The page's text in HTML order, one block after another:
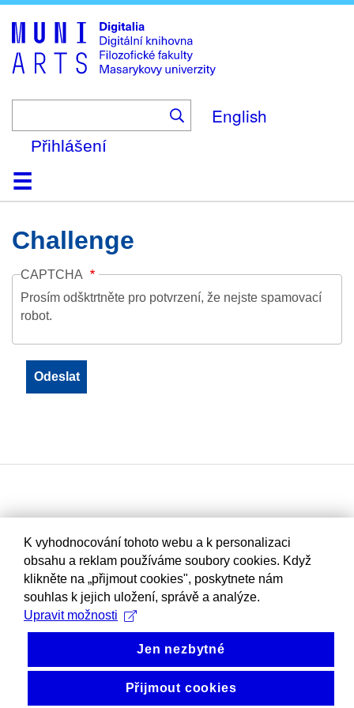
to
main
content
English
Přihlášení
DomůKolekce
Prohlížení
Vyhledávání
O platformě
Nápověda
KontaktDigitalia
Challenge
CAPTCHA
Prosím odšktrtněte pro potvrzení, že nejste spamovací
robot.
K vyhodnocování tohoto webu a k personalizaci
obsahu a reklam používáme soubory cookies. Když
klikněte na „přijmout cookies", poskytnete nám
souhlas k jejich uložení, správě a analýze.
Upravit možnosti
Jen nezbytné
Přijmout cookies